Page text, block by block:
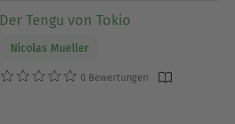
Der Tengu von Tokio
Nicolas Mueller
0 Bewertungen